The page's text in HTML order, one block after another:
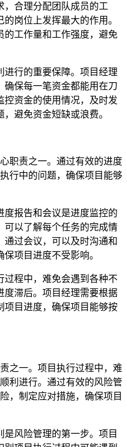
，合理分配团队成员的工
岗位上发挥最大的作用。
的工作量和工作强度，避免
进行的重要保障。项目经理
确保每一笔资金都能用在刀
控资金的使用情况，及时发
避免资金短缺或浪费。
职责之一。通过有效的进度
行中的问题，确保项目能够
度报告和会议是进度监控的
可以了解每个任务的完成情
过会议，可以及时沟通和
项目进度不受影响。
过程中，难免会遇到各种不
度滞后。项目经理需要根据
项目进度，确保项目能够按
之一。项目执行过程中，难
利进行。通过有效的风险管
，制定应对措施，确保项目
是风险管理的第一步。项目